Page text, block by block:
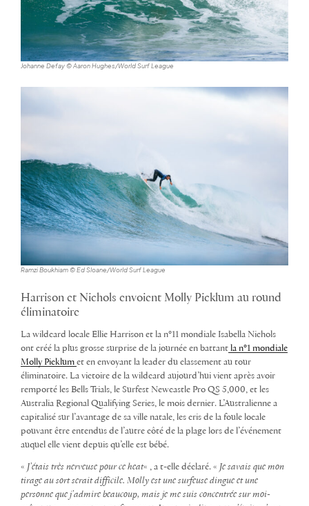
Johanne Defay © Aaron Hughes/World Surf League
Ramzi Boukhiam © Ed Sloane/World Surf League
Harrison et Nichols envoient Molly Picklum au round
éliminatoire
La wildcard locale Ellie Harrison et la n°11 mondiale Isabella Nichols
ont créé la plus grosse surprise de la journée en battant la n°1 mondiale
Molly Picklum et en envoyant la leader du classement au tour
éliminatoire. La victoire de la wildcard aujourd’hui vient après avoir
remporté les Bells Trials, le Surfest Newcastle Pro QS 5,000, et les
Australia Regional Qualifying Series, le mois dernier. L’Australienne a
capitalisé sur l’avantage de sa ville natale, les cris de la foule locale
pouvant être entendus de l’autre côté de la plage lors de l’événement
auquel elle vient depuis qu’elle est bébé.
« J’étais très nerveuse pour ce heat« , a t-elle déclaré. « Je savais que mon
tirage au sort serait difficile. Molly est une surfeuse dingue et une
personne que j’admire beaucoup, mais je me suis concentrée sur moi-